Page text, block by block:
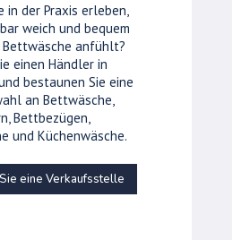
in der Praxis erleben,
weich und bequem
Bettwäsche anfühlt?
einen Händler in
bestaunen Sie eine
an Bettwäsche,
Bettbezügen,
und Küchenwäsche.
eine Verkaufsstelle